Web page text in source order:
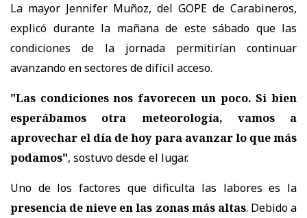
La mayor Jennifer Muñoz, del GOPE de Carabineros,
explicó durante la mañana de este sábado que las
condiciones de la jornada permitirían continuar
avanzando en sectores de difícil acceso.
"Las condiciones nos favorecen un poco. Si bien
esperábamos otra meteorología, vamos a
aprovechar el día de hoy para avanzar lo que más
podamos", sostuvo desde el lugar.
Uno de los factores que dificulta las labores es la
presencia de nieve en las zonas más altas. Debido a